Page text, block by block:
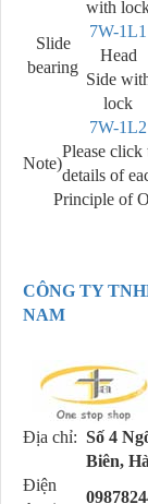
Slide
bearing
with
7W-1L1
Head
Side
lock
7W-1L2
Note)
Please click
details of
Principle of
CÔNG TY
NAM
Địa chỉ: Số 4
Biên,
Điện